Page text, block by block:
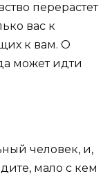
перерастет
вас к
к вам. О
может идти
человек, и,
мало с кем